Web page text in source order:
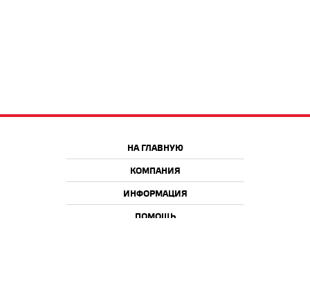
НА ГЛАВНУЮ
КОМПАНИЯ
ИНФОРМАЦИЯ
ПОМОЩЬ